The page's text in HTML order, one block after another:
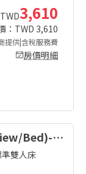
TWD3,610
：TWD 3,610
提供|含稅服務費
房價明細
Bed)-B
雙人床